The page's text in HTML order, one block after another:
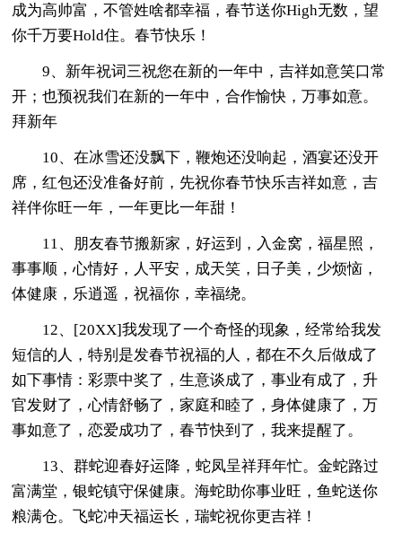
成为高帅富，不管姓啥都幸福，春节送你High无数，望
你千万要Hold住。春节快乐！
9、新年祝词三祝您在新的一年中，吉祥如意笑口常
开；也预祝我们在新的一年中，合作愉快，万事如意。
拜新年
10、在冰雪还没飘下，鞭炮还没响起，酒宴还没开
席，红包还没准备好前，先祝你春节快乐吉祥如意，吉
祥伴你旺一年，一年更比一年甜！
11、朋友春节搬新家，好运到，入金窝，福星照，
事事顺，心情好，人平安，成天笑，日子美，少烦恼，
体健康，乐逍遥，祝福你，幸福绕。
12、[20XX]我发现了一个奇怪的现象，经常给我发
短信的人，特别是发春节祝福的人，都在不久后做成了
如下事情：彩票中奖了，生意谈成了，事业有成了，升
官发财了，心情舒畅了，家庭和睦了，身体健康了，万
事如意了，恋爱成功了，春节快到了，我来提醒了。
13、群蛇迎春好运降，蛇凤呈祥拜年忙。金蛇路过
富满堂，银蛇镇守保健康。海蛇助你事业旺，鱼蛇送你
粮满仓。飞蛇冲天福运长，瑞蛇祝你更吉祥！